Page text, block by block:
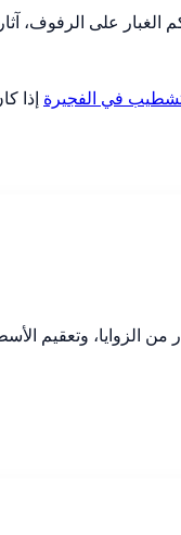
على الرفوف، آثار
في الفجيرة إذا
الزوايا، وتعقيم